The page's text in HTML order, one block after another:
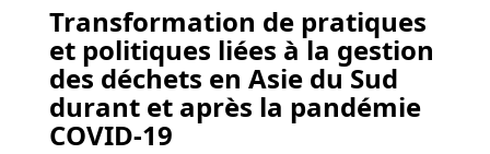
Transformation de pratiques
et politiques liées à la gestion
des déchets en Asie du Sud
durant et après la pandémie
COVID-19